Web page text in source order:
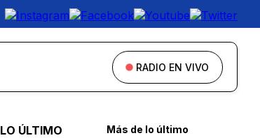
RADIO EN VIVO
LO ÚLTIMO Más de lo último